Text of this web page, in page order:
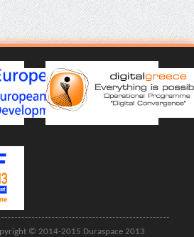
© 2014-2015 Duraspace 2013